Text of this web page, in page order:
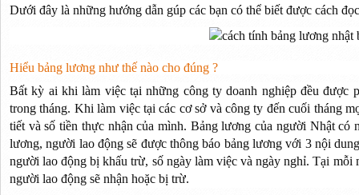
Dưới đây là những hướng dẫn gúp các bạn có thể biết được cách
Hiểu bảng lương như thế nào cho đúng ?
Bất kỳ ai khi làm việc tại những công ty doanh nghiệp đều được
trong tháng. Khi làm việc tại các cơ sở và công ty đến cuối tháng
tiết và số tiền thực nhận của mình. Bảng lương của người Nhật
lương, người lao động sẽ được thông báo bảng lương với 3 nội
người lao động bị khấu trừ, số ngày làm việc và ngày nghỉ. Tại mỗi
người lao động sẽ nhận hoặc bị trừ.